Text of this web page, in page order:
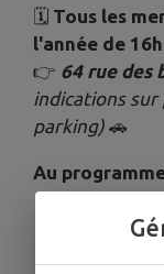
🗓 Tous les
l'année de
👉 64 rue des
indications
parking) 🚗
Au
Vous y